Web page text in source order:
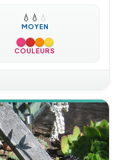
💧 💧 💧
MOYEN
COULEURS